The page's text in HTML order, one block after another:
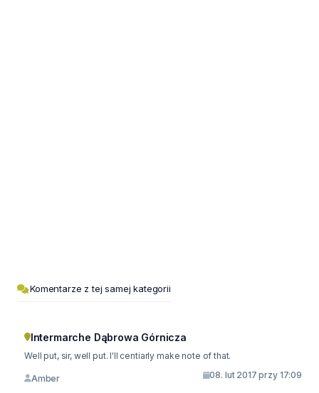
Komentarze z tej samej kategorii
Intermarche Dąbrowa Górnicza
Well put, sir, well put. I'll centiarly make note of that.
Amber 08. lut 2017 przy 17:09